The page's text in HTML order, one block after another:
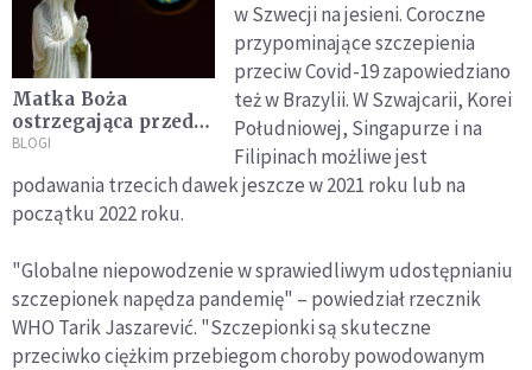
Matka Boża
ostrzegająca przed
szczepionkami?
mówi Kościół
BLOGI
w Szwecji na jesieni. Coroczne
przypominające szczepienia
przeciw Covid-19 zapowiedziano
też w Brazylii. W Szwajcarii, Korei
Południowej, Singapurze i na
Filipinach możliwe jest
podawania trzecich dawek jeszcze w 2021 roku lub na
początku 2022 roku.
"Globalne niepowodzenie w sprawiedliwym udostępnianiu
szczepionek napędza pandemię" – powiedział rzecznik
WHO Tarik Jaszarević. "Szczepionki są skuteczne
przeciwko ciężkim przebiegom choroby powodowanym